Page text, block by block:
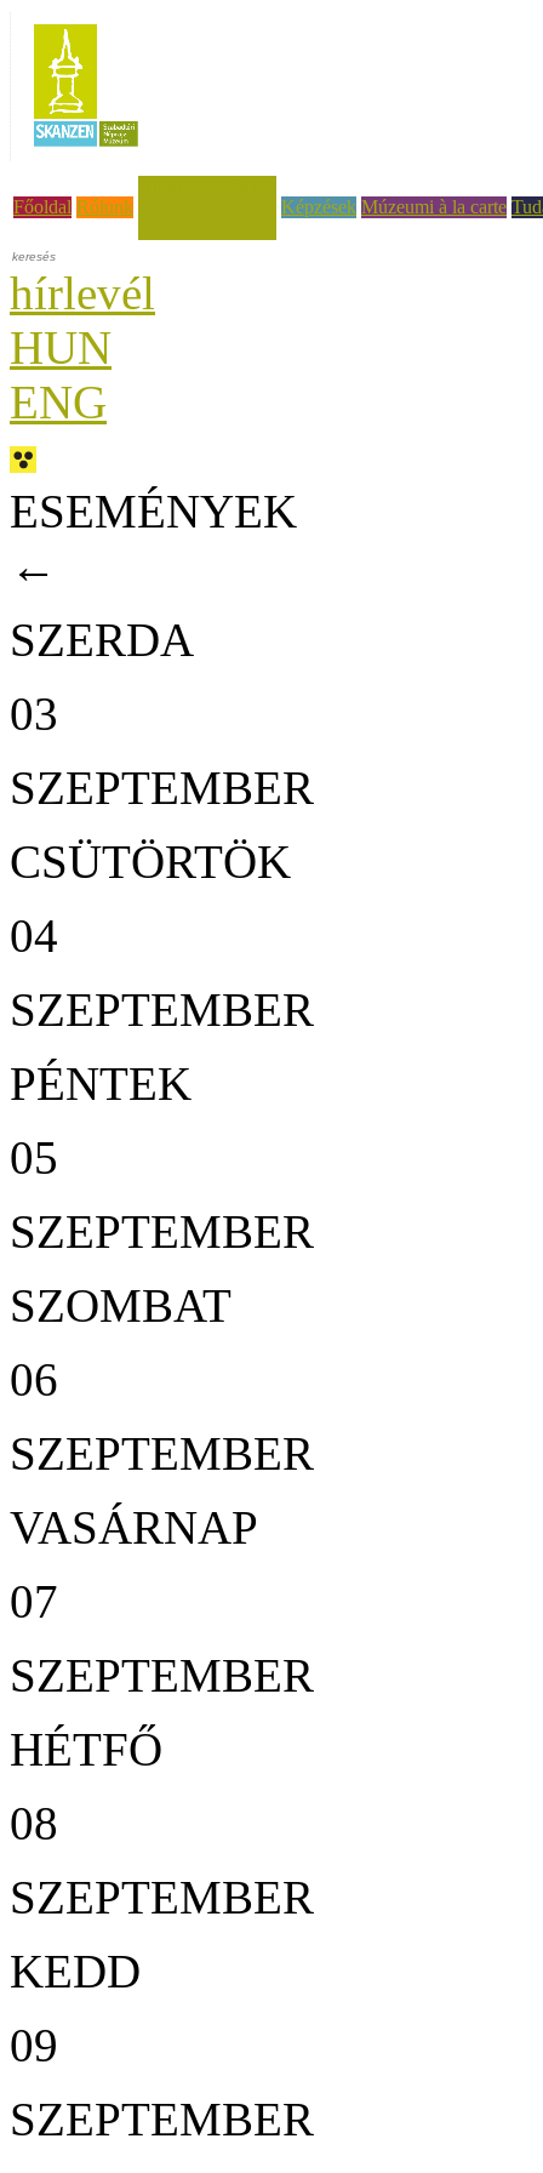
Főoldal Rólunk
Képzések Múzeumi à la carte
hírlevél
HUN
ENG
ESEMÉNYEK
←
SZERDA
03
SZEPTEMBER
CSÜTÖRTÖK
04
SZEPTEMBER
PÉNTEK
05
SZEPTEMBER
SZOMBAT
06
SZEPTEMBER
VASÁRNAP
07
SZEPTEMBER
HÉTFŐ
08
SZEPTEMBER
KEDD
09
SZEPTEMBER